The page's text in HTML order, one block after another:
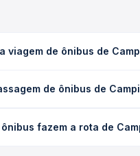
viagem de ônibus de
condições de tráfego. Na
de ônibus de
da compra. Na
fazem a rota de